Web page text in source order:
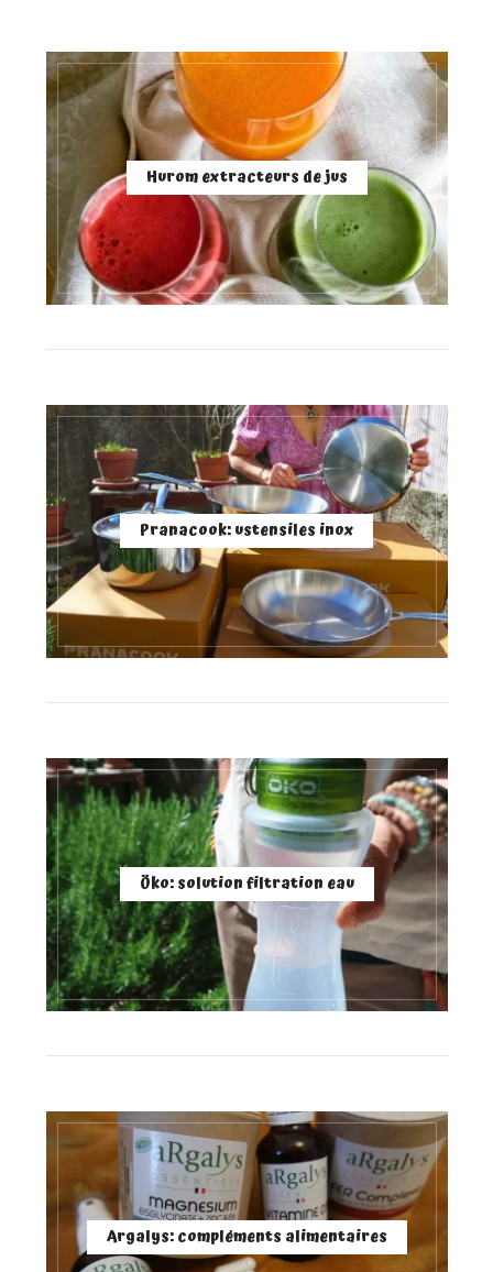
Hurom extracteurs de jus
Pranacook: ustensiles inox
Öko: solution filtration eau
Argalys: compléments alimentaires